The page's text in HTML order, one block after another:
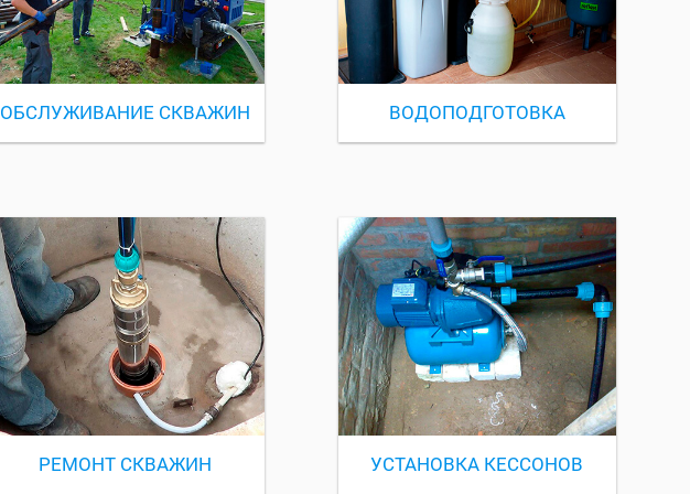
ОБСЛУЖИВАНИЕ СКВАЖИН ВОДОПОДГОТОВКА
РЕМОНТ СКВАЖИН УСТАНОВКА КЕССОНОВ